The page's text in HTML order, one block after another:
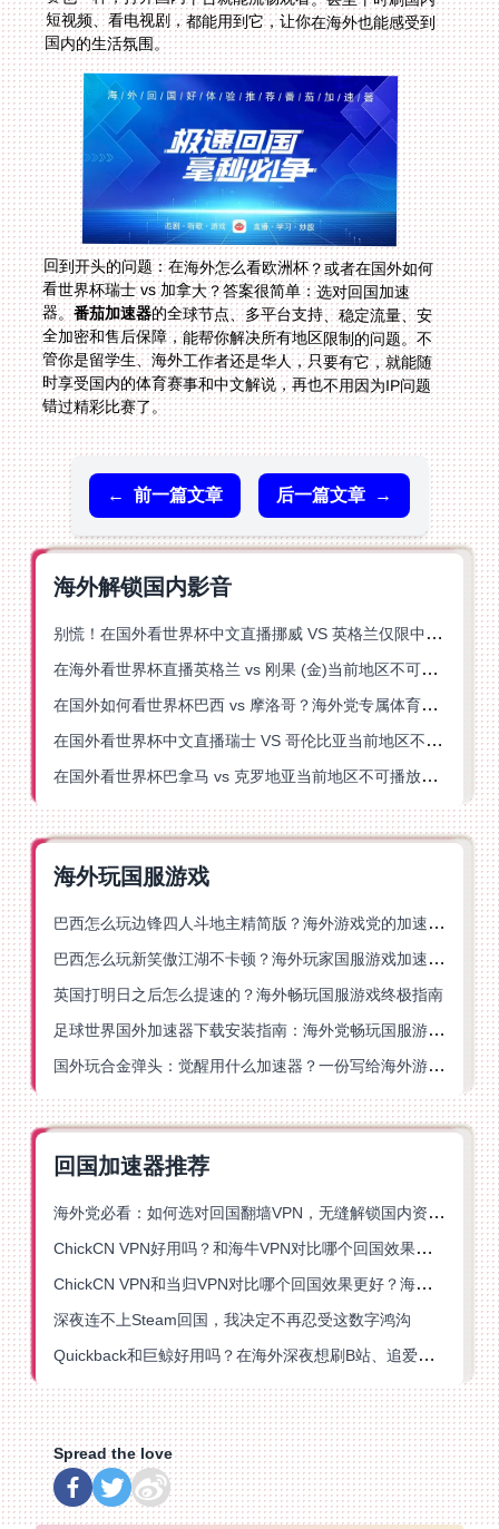
国内的生活氛围。
回到开头的问题：在海外怎么看欧洲杯？或者在国外如何
看世界杯瑞士 vs 加拿大？答案很简单：选对回国加速
器。番茄加速器的全球节点、多平台支持、稳定流量、安
全加密和售后保障，能帮你解决所有地区限制的问题。不
管你是留学生、海外工作者还是华人，只要有它，就能随
时享受国内的体育赛事和中文解说，再也不用因为IP问题
错过精彩比赛了。
← 前一篇文章 后一篇文章 →
海外解锁国内影音
别慌！在国外看世界杯中文直播挪威 VS 英格兰仅限中国大陆？这篇指南帮你搞定
在海外看世界杯直播英格兰 vs 刚果 (金)当前地区不可播放？这篇指南帮你突破所有限制
在国外如何看世界杯巴西 vs 摩洛哥？海外党专属体育观赛指南来了
在国外看世界杯中文直播瑞士 VS 哥伦比亚当前地区不可播放？这篇指南帮你搞定
在国外看世界杯巴拿马 vs 克罗地亚当前地区不可播放？这篇指南帮你轻松解决海外体育直播难题
海外玩国服游戏
巴西怎么玩边锋四人斗地主精简版？海外游戏党的加速器终极选择
巴西怎么玩新笑傲江湖不卡顿？海外玩家国服游戏加速终极指南（附猫和老鼠一梦江湖实测）
英国打明日之后怎么提速的？海外畅玩国服游戏终极指南
足球世界国外加速器下载安装指南：海外党畅玩国服游戏的终极解决方案
国外玩合金弹头：觉醒用什么加速器？一份写给海外游子的畅玩指南
回国加速器推荐
海外党必看：如何选对回国翻墙VPN，无缝解锁国内资源？
ChickCN VPN好用吗？和海牛VPN对比哪个回国效果更好？
ChickCN VPN和当归VPN对比哪个回国效果更好？海外党亲测后选了它
深夜连不上Steam回国，我决定不再忍受这数字鸿沟
Quickback和巨鲸好用吗？在海外深夜想刷B站、追爱奇艺的你，或许正需要这份答案
Spread the love